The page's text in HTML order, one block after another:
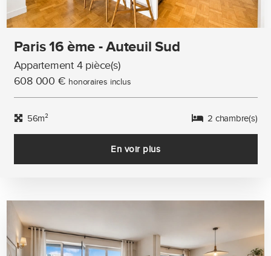
Paris 16 ème - Auteuil Sud
Appartement 4 pièce(s)
608 000 € honoraires inclus
56m² 2 chambre(s)
En voir plus